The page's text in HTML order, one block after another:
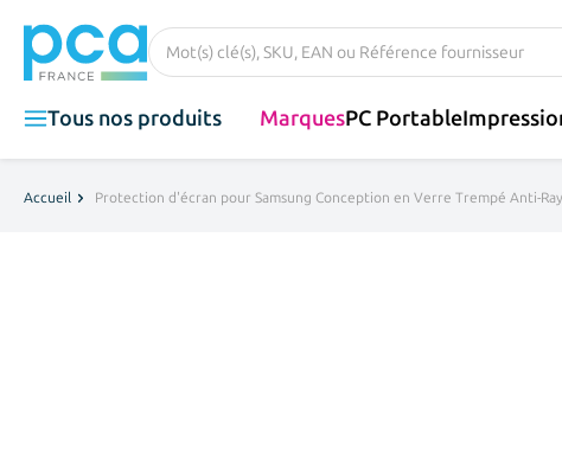
Rechercher dans tout le magasin...
Tous nos produits MarquesPC Portable
Accueil Protection d'écran pour Samsung Conception en Verre Trempé Anti-